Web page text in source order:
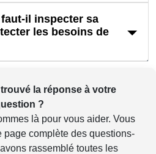
il inspecter sa
les besoins de
la réponse à votre
?
là pour vous aider. Vous
page complète des questions-
rassemblé toutes les